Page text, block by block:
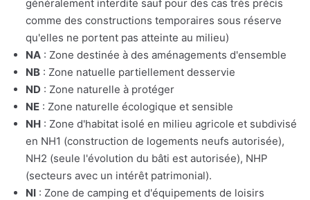
généralement interdite sauf pour des cas très précis
comme des constructions temporaires sous réserve
qu'elles ne portent pas atteinte au milieu)
NA : Zone destinée à des aménagements d'ensemble
NB : Zone natuelle partiellement desservie
ND : Zone naturelle à protéger
NE : Zone naturelle écologique et sensible
NH : Zone d'habitat isolé en milieu agricole et subdivisé
en NH1 (construction de logements neufs autorisée),
NH2 (seule l'évolution du bâti est autorisée), NHP
(secteurs avec un intérêt patrimonial).
NI : Zone de camping et d'équipements de loisirs